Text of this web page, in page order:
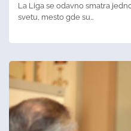
La Liga se odavno smatra
svetu, mesto gde su…